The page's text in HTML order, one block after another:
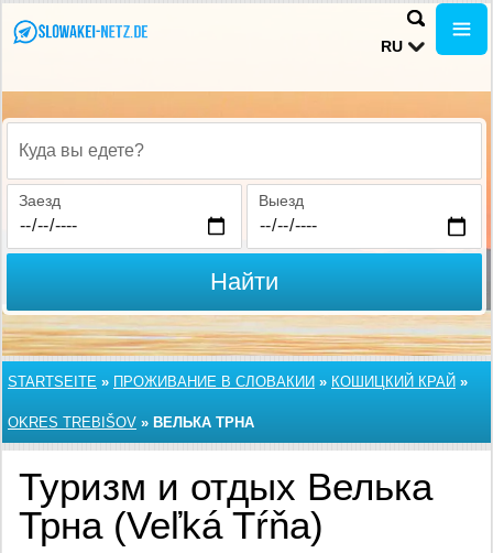
RU
Куда вы едете?
Заезд Выезд
Найти
STARTSEITE » ПРОЖИВАНИЕ В СЛОВАКИИ » КОШИЦКИЙ КРАЙ »
OKRES TREBIŠOV » ВЕЛЬКА ТРНА
Туризм и отдых Велька
Трна (Veľká Tŕňa)